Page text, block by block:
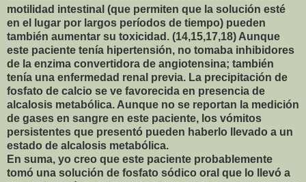
motilidad intestinal (que permiten que la solución esté
en el lugar por largos períodos de tiempo) pueden
también aumentar su toxicidad. (14,15,17,18) Aunque
este paciente tenía hipertensión, no tomaba inhibidores
de la enzima convertidora de angiotensina; también
tenía una enfermedad renal previa. La precipitación de
fosfato de calcio se ve favorecida en presencia de
alcalosis metabólica. Aunque no se reportan la medición
de gases en sangre en este paciente, los vómitos
persistentes que presentó pueden haberlo llevado a un
estado de alcalosis metabólica.
En suma, yo creo que este paciente probablemente
tomó una solución de fosfato sódico oral que lo llevó a